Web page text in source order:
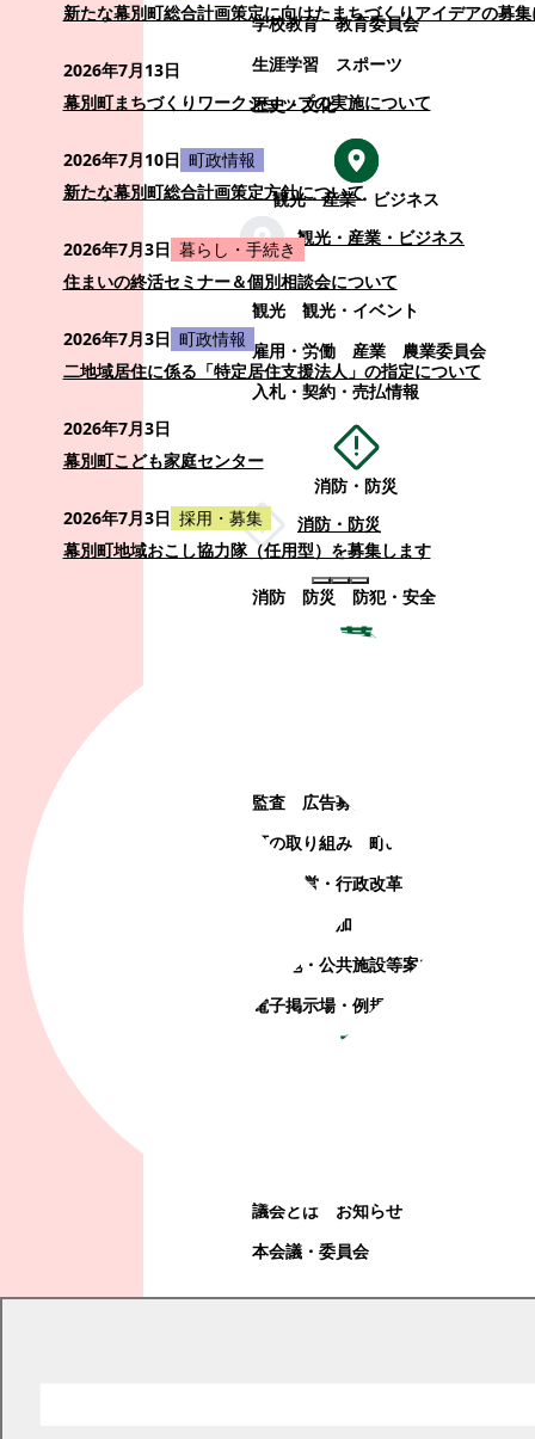
学校教育
教育委員会
生涯学習
スポーツ
歴史・文化
観光・産業・ビジネス
観光・産業・ビジネス
観光
観光・イベント
雇用・労働
産業
農業委員会
入札・契約・売払情報
消防・防災
消防・防災
消防 防災 防犯・安全
監査 広告募集
町の取り組み
町の概要
町政運営・行政改革
町政への参加
観光地・公共施設等案内
電子掲示場・例規集
議会とは
お知らせ
本会議・委員会
新たな幕別町総合計画策定に向けたまちづくりアイデアの募
2026年7月13日
幕別町まちづくりワークショップの実施について
2026年7月10日 町政情報
新たな幕別町総合計画策定方針について
2026年7月3日 暮らし・手続き
住まいの終活セミナー＆個別相談会について
2026年7月3日 町政情報
二地域居住に係る「特定居住支援法人」の指定について
2026年7月3日
幕別町こども家庭センター
2026年7月3日 採用・募集
幕別町地域おこし協力隊（任用型）を募集します